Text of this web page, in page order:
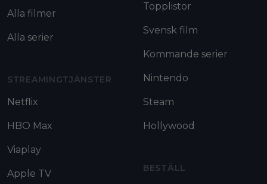
Alla filmer
Alla serier
STREAMINGTJÄNSTER
Netflix
HBO Max
Viaplay
Apple TV
Topplistor
Svensk film
Kommande serier
Nintendo
Steam
Hollywood
BESTÄLL